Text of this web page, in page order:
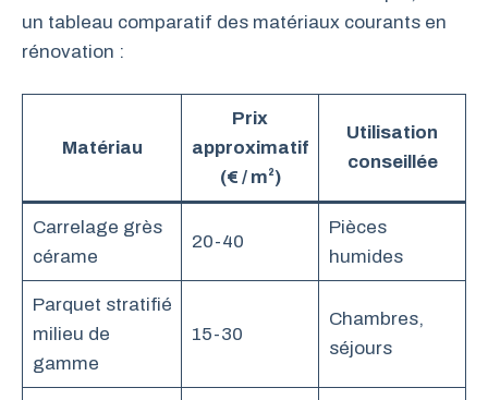
un tableau comparatif des matériaux courants en
rénovation :
Matériau
Prix
approximatif
(€ / m²)
Utilisation
conseillée
Carrelage grès
cérame
20-40
Pièces
humides
Parquet stratifié
milieu de
gamme
15-30
Chambres,
séjours